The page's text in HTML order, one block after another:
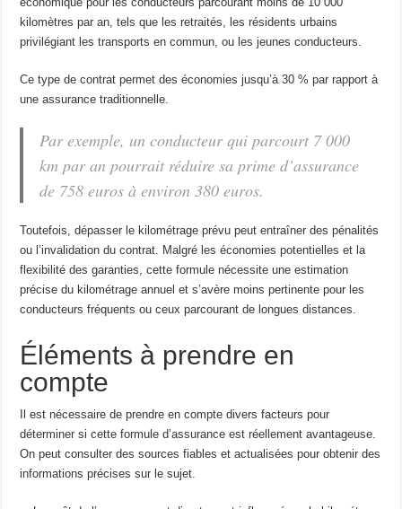
kilomètres par an, tels que les retraités, les résidents urbains
privilégiant les transports en commun, ou les jeunes conducteurs.
Ce type de contrat permet des économies jusqu’à 30 % par rapport à
une assurance traditionnelle.
Par exemple, un conducteur qui parcourt 7 000
km par an pourrait réduire sa prime d’assurance
de 758 euros à environ 380 euros.
Toutefois, dépasser le kilométrage prévu peut entraîner des pénalités
ou l’invalidation du contrat. Malgré les économies potentielles et la
flexibilité des garanties, cette formule nécessite une estimation
précise du kilométrage annuel et s’avère moins pertinente pour les
conducteurs fréquents ou ceux parcourant de longues distances.
Éléments à prendre en
compte
Il est nécessaire de prendre en compte divers facteurs pour
déterminer si cette formule d’assurance est réellement avantageuse.
On peut consulter des sources fiables et actualisées pour obtenir des
informations précises sur le sujet.